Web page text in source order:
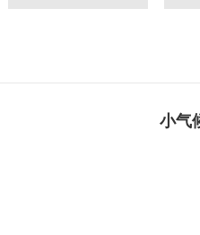
小气